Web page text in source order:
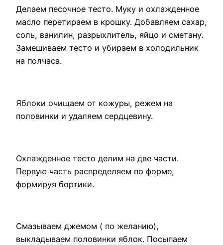
Делаем песочное тесто. Муку и охлажденное
масло перетираем в крошку. Добавляем сахар,
соль, ванилин, разрыхлитель, яйцо и сметану.
Замешиваем тесто и убираем в холодильник
на полчаса.
Яблоки очищаем от кожуры, режем на
половинки и удаляем сердцевину.
Охлажденное тесто делим на две части.
Первую часть распределяем по форме,
формируя бортики.
Смазываем джемом ( по желанию),
выкладываем половинки яблок. Посыпаем